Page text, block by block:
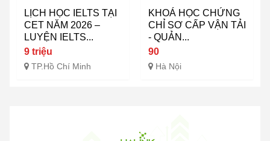
LỊCH HỌC IELTS TẠI
CET NĂM 2026 –
LUYỆN IELTS...
9 triệu
TP.Hồ Chí Minh
KHOÁ HỌC CHỨNG
CHỈ SƠ CẤP VẬN TẢI
- QUẢN...
90
Hà Nội